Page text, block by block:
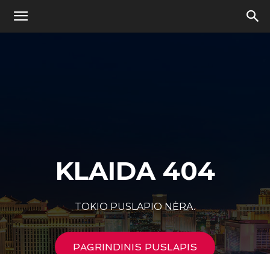
KLAIDA 404
TOKIO PUSLAPIO NĖRA.
PAGRINDINIS PUSLAPIS